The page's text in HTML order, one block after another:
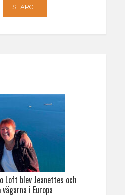
Loft blev Jeanettes och
i Europa